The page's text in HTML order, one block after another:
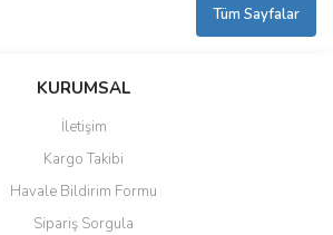
Tüm Sayfalar
KURUMSAL
İletişim
Kargo Takibi
Havale Bildirim Formu
Sipariş Sorgula